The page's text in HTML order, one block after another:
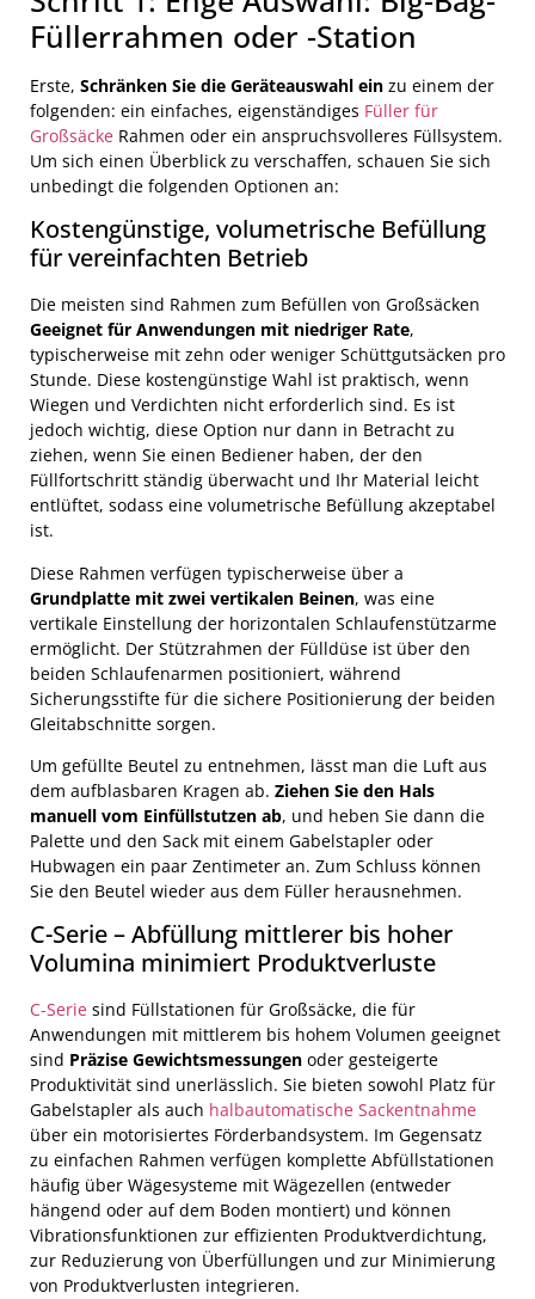
Füllerrahmen oder -Station
Erste, Schränken Sie die Geräteauswahl ein zu einem der
folgenden: ein einfaches, eigenständiges Füller für
Großsäcke Rahmen oder ein anspruchsvolleres Füllsystem.
Um sich einen Überblick zu verschaffen, schauen Sie sich
unbedingt die folgenden Optionen an:
Kostengünstige, volumetrische Befüllung
für vereinfachten Betrieb
Die meisten sind Rahmen zum Befüllen von Großsäcken
Geeignet für Anwendungen mit niedriger Rate,
typischerweise mit zehn oder weniger Schüttgutsäcken pro
Stunde. Diese kostengünstige Wahl ist praktisch, wenn
Wiegen und Verdichten nicht erforderlich sind. Es ist
jedoch wichtig, diese Option nur dann in Betracht zu
ziehen, wenn Sie einen Bediener haben, der den
Füllfortschritt ständig überwacht und Ihr Material leicht
entlüftet, sodass eine volumetrische Befüllung akzeptabel
ist.
Diese Rahmen verfügen typischerweise über a
Grundplatte mit zwei vertikalen Beinen, was eine
vertikale Einstellung der horizontalen Schlaufenstützarme
ermöglicht. Der Stützrahmen der Fülldüse ist über den
beiden Schlaufenarmen positioniert, während
Sicherungsstifte für die sichere Positionierung der beiden
Gleitabschnitte sorgen.
Um gefüllte Beutel zu entnehmen, lässt man die Luft aus
dem aufblasbaren Kragen ab. Ziehen Sie den Hals
manuell vom Einfüllstutzen ab, und heben Sie dann die
Palette und den Sack mit einem Gabelstapler oder
Hubwagen ein paar Zentimeter an. Zum Schluss können
Sie den Beutel wieder aus dem Füller herausnehmen.
C-Serie – Abfüllung mittlerer bis hoher
Volumina minimiert Produktverluste
C-Serie sind Füllstationen für Großsäcke, die für
Anwendungen mit mittlerem bis hohem Volumen geeignet
sind Präzise Gewichtsmessungen oder gesteigerte
Produktivität sind unerlässlich. Sie bieten sowohl Platz für
Gabelstapler als auch halbautomatische Sackentnahme
über ein motorisiertes Förderbandsystem. Im Gegensatz
zu einfachen Rahmen verfügen komplette Abfüllstationen
häufig über Wägesysteme mit Wägezellen (entweder
hängend oder auf dem Boden montiert) und können
Vibrationsfunktionen zur effizienten Produktverdichtung,
zur Reduzierung von Überfüllungen und zur Minimierung
von Produktverlusten integrieren.